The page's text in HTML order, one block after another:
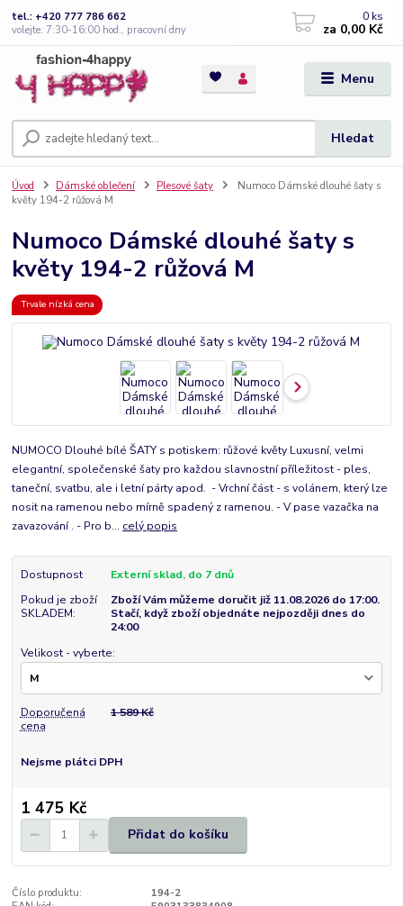
Menu
Hledat
tel.: +420 777 786 662
volejte: 7:30-16:00 hod., pracovní dny
0 ks
za 0,00 Kč
Úvod Dámské oblečení Plesové šaty
Numoco Dámské dlouhé šaty s
květy 194-2 růžová M
Numoco Dámské dlouhé šaty s
květy 194-2 růžová M
Trvale nízká cena
NUMOCO Dlouhé bílé ŠATY s potiskem: růžové květy Luxusní, velmi
elegantní, společenské šaty pro každou slavnostní příležitost - ples,
taneční, svatbu, ale i letní párty apod. - Vrchní část - s volánem, který lze
nosit na ramenou nebo mírně spadený z ramenou. - V pase vazačka na
zavazování . - Pro b... celý popis
Dostupnost
Externí sklad, do 7 dnů
Pokud je zboží
SKLADEM:
Zboží Vám můžeme doručit již 11.08.2026 do 17:00.
Stačí, když zboží objednáte nejpozději dnes do
24:00
Velikost - vyberte:
Doporučená
cena
1 589 Kč
Nejsme plátci DPH
1 475 Kč
Přidat do košíku
Číslo produktu:
194-2